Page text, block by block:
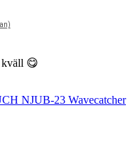
kväll 😋